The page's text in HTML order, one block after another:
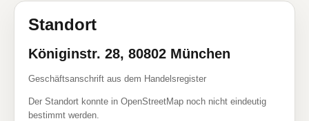
Standort
Königinstr. 28, 80802 München
Geschäftsanschrift aus dem Handelsregister
Der Standort konnte in OpenStreetMap noch nicht eindeutig
bestimmt werden.